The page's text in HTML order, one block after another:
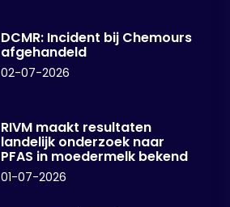
DCMR: Incident bij Chemours
afgehandeld
02-07-2026
RIVM maakt resultaten
landelijk onderzoek naar
PFAS in moedermelk bekend
01-07-2026